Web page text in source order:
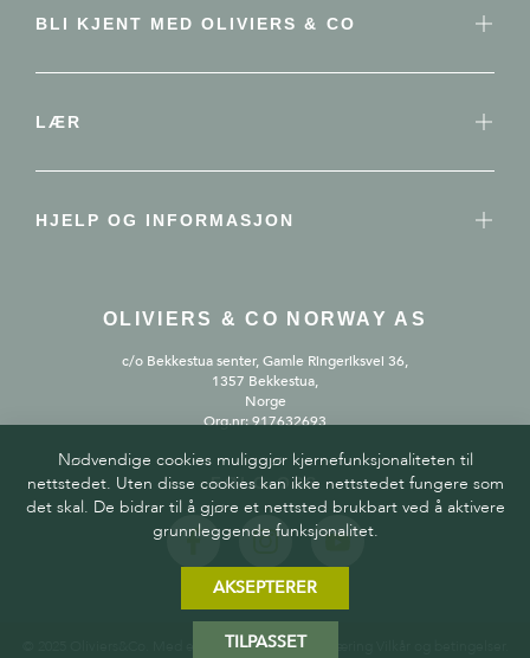
BLI KJENT MED OLIVIERS & CO
LÆR
HJELP OG INFORMASJON
OLIVIERS & CO NORWAY AS
c/o Bekkestua senter, Gamle Ringeriksvei 36,
1357 Bekkestua,
Norge
Org.nr: 917632693
FØLG OSS
© 2025 Oliviers&Co. Med enerett.Personvernerklæring
Nødvendige cookies muliggjør kjernefunksjonaliteten til
nettstedet. Uten disse cookies kan ikke nettstedet fungere som
det skal. De bidrar til å gjøre et nettsted brukbart ved å aktivere
grunnleggende funksjonalitet.
AKSEPTERER
TILPASSET